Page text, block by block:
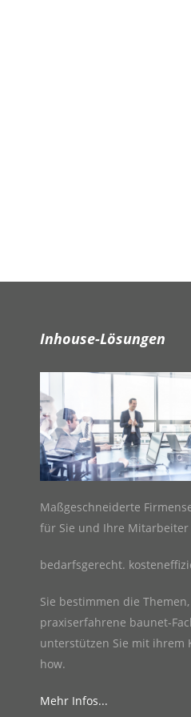
Inhouse-Lösungen
Maßgeschneiderte
für Sie und Ihre Mitarbeiter
bedarfsgerecht.
Sie bestimmen die Themen,
praxiserfahrene baunet-
unterstützen Sie mit ihrem
how.
Mehr Infos...